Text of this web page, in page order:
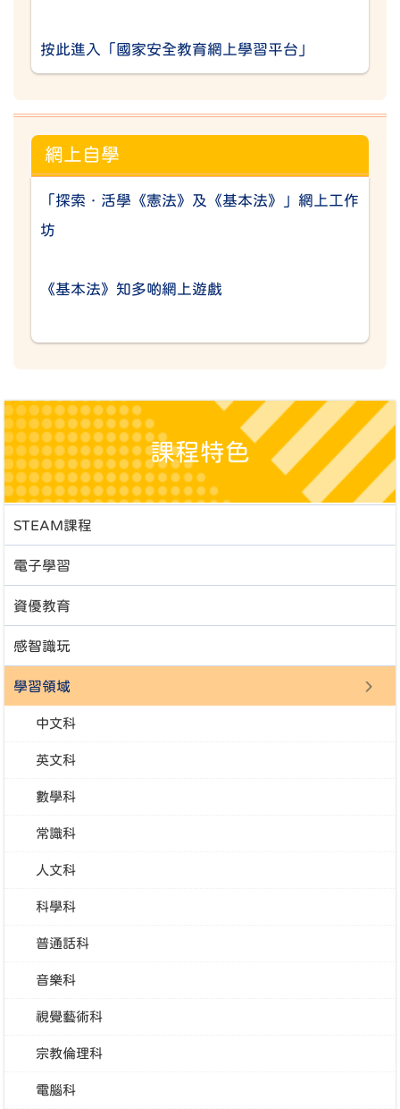
按此進入「國家安全教育網上學習平台」
網上自學
「探索．活學《憲法》及《基本法》」網上工作
坊
《基本法》知多啲網上遊戲
課程特色
STEAM課程
電子學習
資優教育
感智識玩
學習領域
中文科
英文科
數學科
常識科
人文科
科學科
普通話科
音樂科
視覺藝術科
宗教倫理科
電腦科